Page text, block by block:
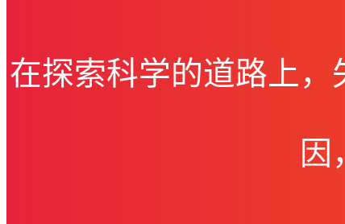
在探索科学的道路上
因